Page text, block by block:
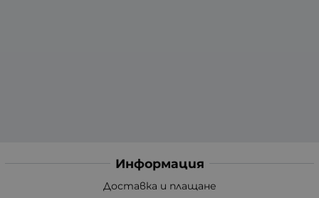
Информация
Доставка и плащане